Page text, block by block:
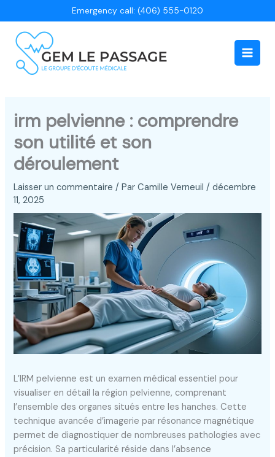
au
contenu
Emergency call: (406) 555-0120
Main
irm pelvienne : comprendre
son utilité et son
déroulement
Laisser un commentaire / ParCamille Verneuil/décembre
11, 2025
L’IRM pelvienne est un examen médical essentiel pour
visualiser en détail la région pelvienne, comprenant
l’ensemble des organes situés entre les hanches. Cette
technique avancée d’imagerie par résonance magnétique
permet de diagnostiquer de nombreuses pathologies avec
précision. Sa particularité réside dans l’absence